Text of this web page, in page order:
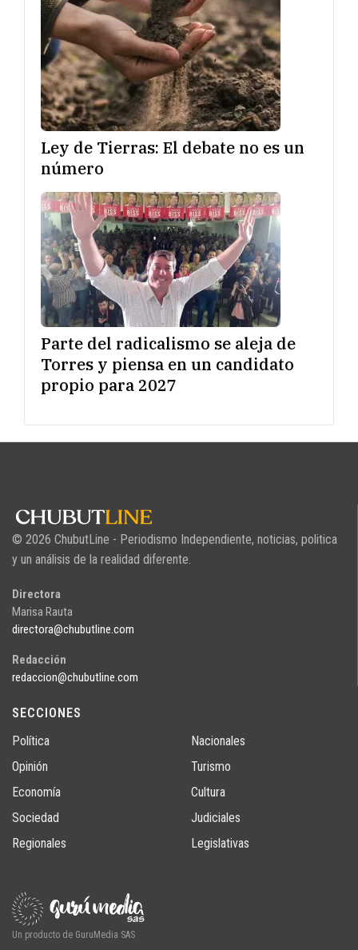
Ley de Tierras: El debate no es un
número
Parte del radicalismo se aleja de
Torres y piensa en un candidato
propio para 2027
© 2026 ChubutLine - Periodismo Independiente, noticias, politica
y un análisis de la realidad diferente.
Directora
Marisa Rauta
directora@chubutline.com
Redacción
redaccion@chubutline.com
SECCIONES
Política
Opinión
Economía
Sociedad
Regionales
Nacionales
Turismo
Cultura
Judiciales
Legislativas
Un producto de GuruMedia SAS